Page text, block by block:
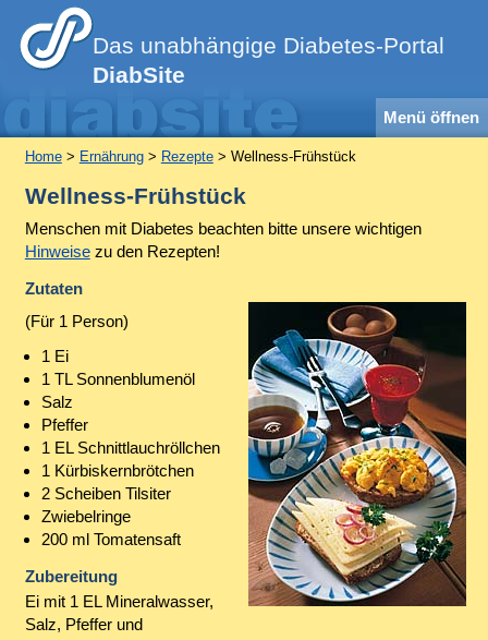
Das unabhängige Diabetes-Portal
DiabSite
Menü öffnen
Home> Ernährung> Rezepte> Wellness-Frühstück
Wellness-Frühstück
Menschen mit Diabetes beachten bitte unsere wichtigen
Hinweisezu den Rezepten!
Zutaten
(Für 1 Person)
1 Ei
1 TL Sonnenblumenöl
Salz
Pfeffer
1 EL Schnittlauchröllchen
1 Kürbiskernbrötchen
2 Scheiben Tilsiter
Zwiebelringe
200 ml Tomatensaft
Zubereitung
Ei mit 1 EL Mineralwasser,
Salz, Pfeffer und